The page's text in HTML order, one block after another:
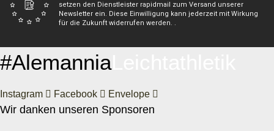
setzen den Dienstleister rapidmail zum Versand unserer
Newsletter ein. Diese Einwilligung kann jederzeit mit Wirkung
für die Zukunft widerrufen werden. .
#AlemanniaLeichtathletik
Instagram Facebook Envelope
Wir danken unseren Sponsoren